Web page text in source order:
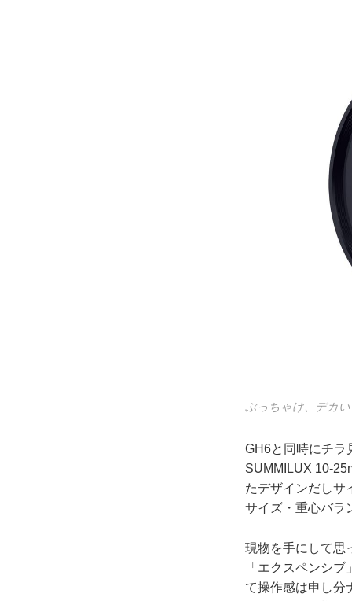
ぶっちゃけ、デカ
GH6と同時にチラ
SUMMILUX 10-
たデザインだしサ
サイズ・重心バラ
現物を手にして思
「エクスペンシ
て操作感は申し分